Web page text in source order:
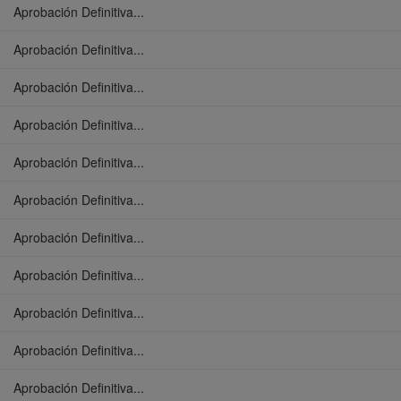
Aprobación Definitiva...
Aprobación Definitiva...
Aprobación Definitiva...
Aprobación Definitiva...
Aprobación Definitiva...
Aprobación Definitiva...
Aprobación Definitiva...
Aprobación Definitiva...
Aprobación Definitiva...
Aprobación Definitiva...
Aprobación Definitiva...